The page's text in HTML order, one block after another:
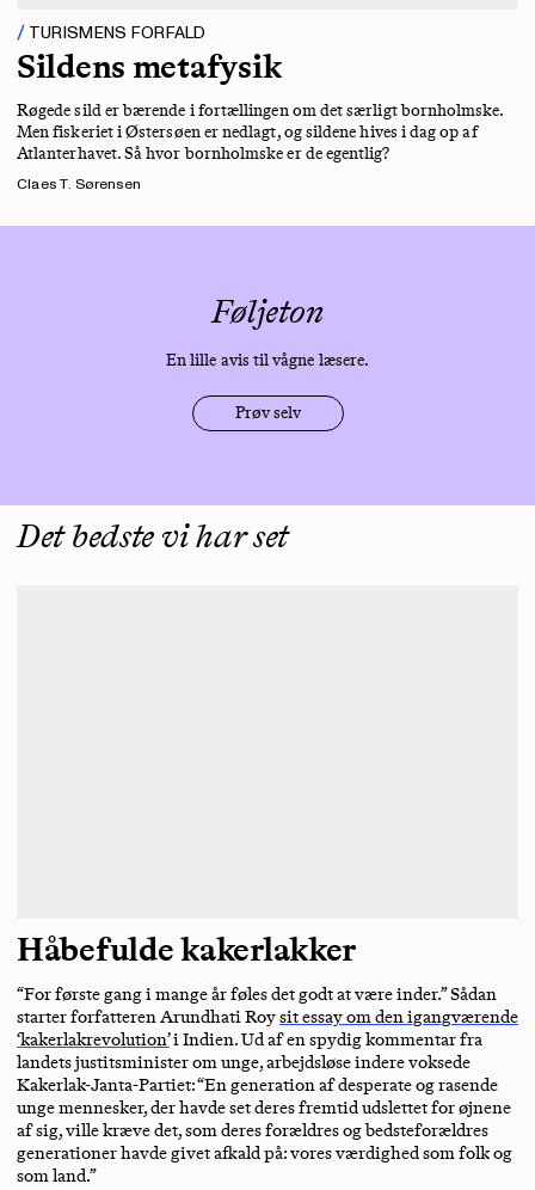
TURISMENS FORFALD
Sildens metafysik
Røgede sild er bærende i fortællingen om det særligt bornholmske.
Men fiskeriet i Østersøen er nedlagt, og sildene hives i dag op af
Atlanterhavet. Så hvor bornholmske er de egentlig?
Claes T. Sørensen
Føljeton
En lille avis til vågne læsere.
Prøv selv
Det bedste vi har set
Håbefulde kakerlakker
“For første gang i mange år føles det godt at være inder.” Sådan
starter forfatteren Arundhati Roysit essay om den igangværende
‘kakerlakrevolution’i Indien. Ud af en spydig kommentar fra
landets justitsminister om unge, arbejdsløse indere voksede
Kakerlak-Janta-Partiet: “En generation af desperate og rasende
unge mennesker, der havde set deres fremtid udslettet for øjnene
af sig, ville kræve det, som deres forældres og bedsteforældres
generationer havde givet afkald på: vores værdighed som folk og
som land.”